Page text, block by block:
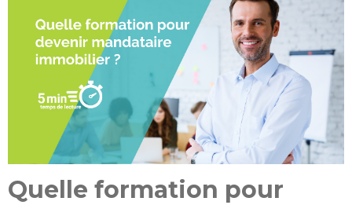
Quelle formation pour